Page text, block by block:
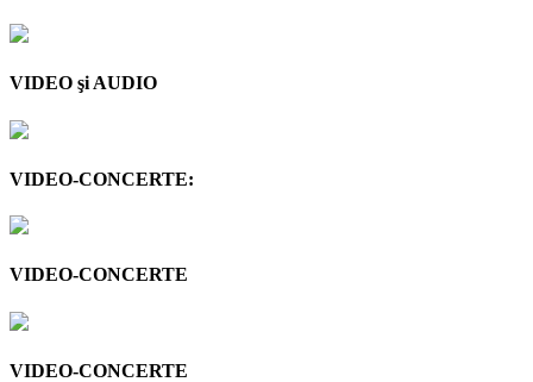
VIDEO şi AUDIO
VIDEO-CONCERTE:
VIDEO-CONCERTE
VIDEO-CONCERTE